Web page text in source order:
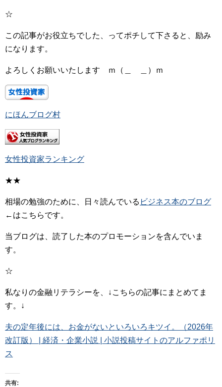
☆
この記事がお役立ちでした、ってポチして下さると、励み
になります。
よろしくお願いいたします ｍ（＿ ＿）ｍ
にほんブログ村
女性投資家ランキング
★★
相場の勉強のために、日々読んでいる ビジネス本のブログ
←はこちらです。
当ブログは、読了した本のプロモーションを含んでいま
す。
☆
私なりの金融リテラシーを、↓こちらの記事にまとめてま
す。↓
夫の定年後には、お金がないといろいろキツイ。（2026年
改訂版） | 経済・企業小説 | 小説投稿サイトのアルファポリ
ス
共有: